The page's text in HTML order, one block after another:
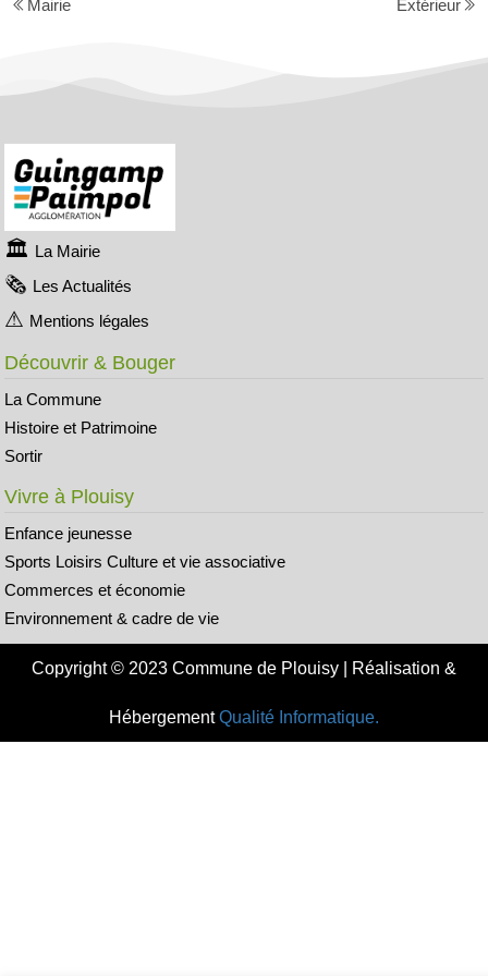
Mairie
Extérieur
La Mairie
Les Actualités
Mentions légales
Découvrir & Bouger
La Commune
Histoire et Patrimoine
Sortir
Vivre à Plouisy
Enfance jeunesse
Sports Loisirs Culture et vie associative
Commerces et économie
Environnement & cadre de vie
Copyright © 2023 Commune de Plouisy | Réalisation &
HébergementQualité Informatique.